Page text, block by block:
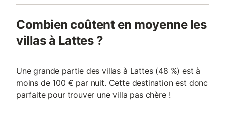
Combien coûtent en moyenne les
villas à Lattes ?
Une grande partie des villas à Lattes (48 %) est à
moins de 100 € par nuit. Cette destination est donc
parfaite pour trouver une villa pas chère !